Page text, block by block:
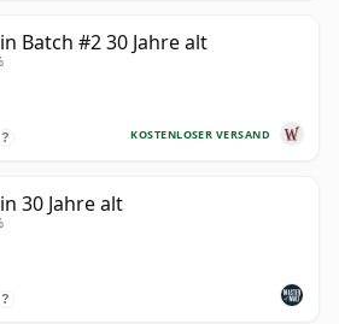
Batch #2 30 Jahre alt
KOSTENLOSER VERSAND
?
30 Jahre alt
?